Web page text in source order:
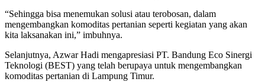
“Sehingga bisa menemukan solusi atau terobosan, dalam
mengembangkan komoditas pertanian seperti kegiatan yang akan
kita laksanakan ini,” imbuhnya.
Selanjutnya, Azwar Hadi mengapresiasi PT. Bandung Eco Sinergi
Teknologi (BEST) yang telah berupaya untuk mengembangkan
komoditas pertanian di Lampung Timur.